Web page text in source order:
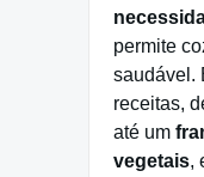
permite
saudável.
receitas,
até um
vegetais,